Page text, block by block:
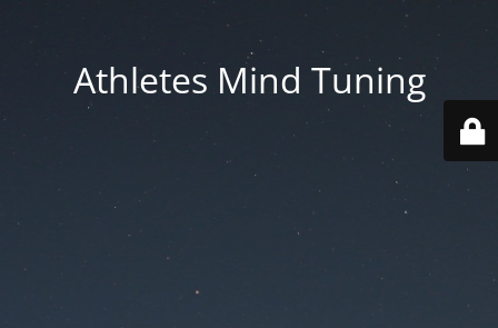
Athletes Mind Tuning